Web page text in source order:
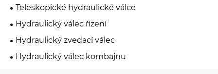
Teleskopické hydraulické válce
Hydraulický válec řízení
Hydraulický zvedací válec
Hydraulický válec kombajnu